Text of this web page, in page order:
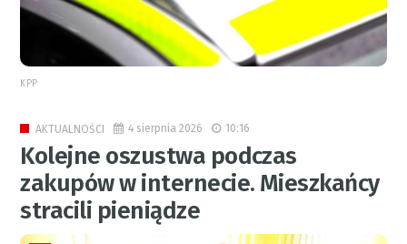
KPP
AKTUALNOŚCI 4 sierpnia 2026 10:16
Kolejne oszustwa podczas
zakupów w internecie. Mieszkańcy
stracili pieniądze